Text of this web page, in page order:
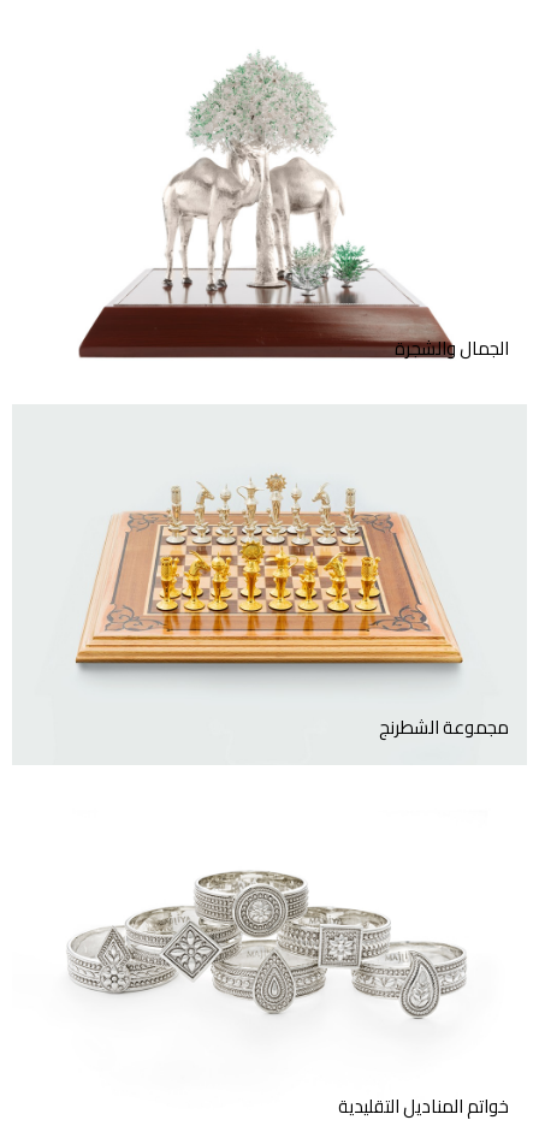
تمثال من الفضة الاسترليني
لجملين واقفين تحت شجرة مع
قاعدة خشبية.
الجمال والشجرة
طقم شطرنج بقطع فضية
ومطلية بالذهب عيار 18 قيراط
مجموعة الشطرنج
حلقات مناديل من الفضة
الاسترليني مستوحاة من خواتم
تقليدية عُمانية.
خواتم المناديل التقليدية